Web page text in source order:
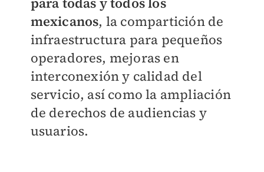
mexicanos, la compartición de
infraestructura para pequeños
operadores, mejoras en
interconexión y calidad del
servicio, así como la ampliación
de derechos de audiencias y
usuarios.